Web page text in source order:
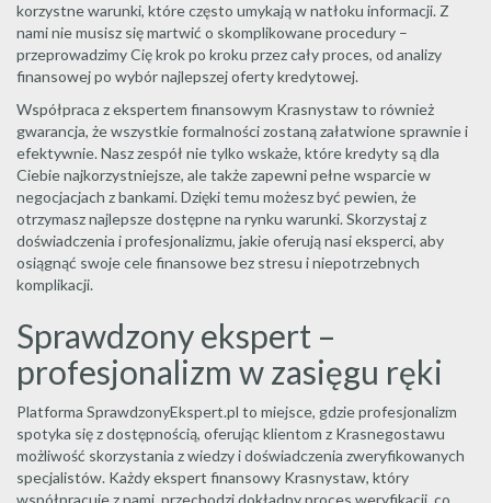
korzystne warunki, które często umykają w natłoku informacji. Z
nami nie musisz się martwić o skomplikowane procedury –
przeprowadzimy Cię krok po kroku przez cały proces, od analizy
finansowej po wybór najlepszej oferty kredytowej.
Współpraca z ekspertem finansowym Krasnystaw to również
gwarancja, że wszystkie formalności zostaną załatwione sprawnie i
efektywnie. Nasz zespół nie tylko wskaże, które kredyty są dla
Ciebie najkorzystniejsze, ale także zapewni pełne wsparcie w
negocjacjach z bankami. Dzięki temu możesz być pewien, że
otrzymasz najlepsze dostępne na rynku warunki. Skorzystaj z
doświadczenia i profesjonalizmu, jakie oferują nasi eksperci, aby
osiągnąć swoje cele finansowe bez stresu i niepotrzebnych
komplikacji.
Sprawdzony ekspert –
profesjonalizm w zasięgu ręki
Platforma SprawdzonyEkspert.pl to miejsce, gdzie profesjonalizm
spotyka się z dostępnością, oferując klientom z Krasnegostawu
możliwość skorzystania z wiedzy i doświadczenia zweryfikowanych
specjalistów. Każdy ekspert finansowy Krasnystaw, który
współpracuje z nami, przechodzi dokładny proces weryfikacji, co